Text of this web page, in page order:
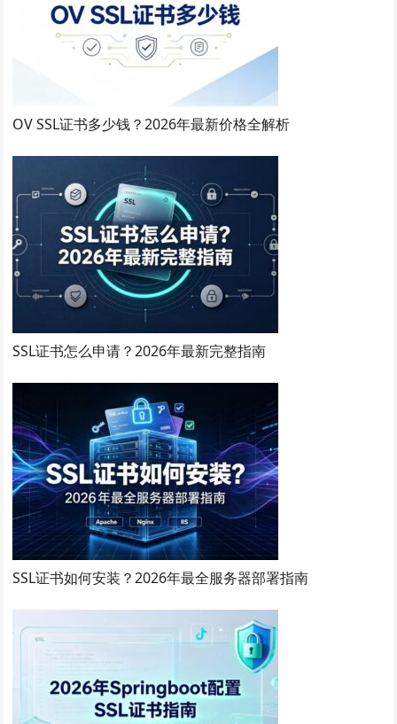
OV SSL证书多少钱？2026年最新价格全解析
SSL证书怎么申请？2026年最新完整指南
SSL证书如何安装？2026年最全服务器部署指南